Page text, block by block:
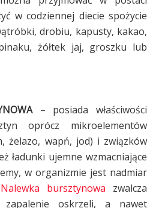
w codziennej diecie spożycie
drobiu, kapusty, kakao,
żółtek jaj, groszku lub
– posiada właściwości
oprócz mikroelementów
żelazo, wapń, jod) i związków
ładunki ujemne wzmacniające
w organizmie jest nadmiar
Nalewka bursztynowa zwalcza
zapalenie oskrzeli, a nawet